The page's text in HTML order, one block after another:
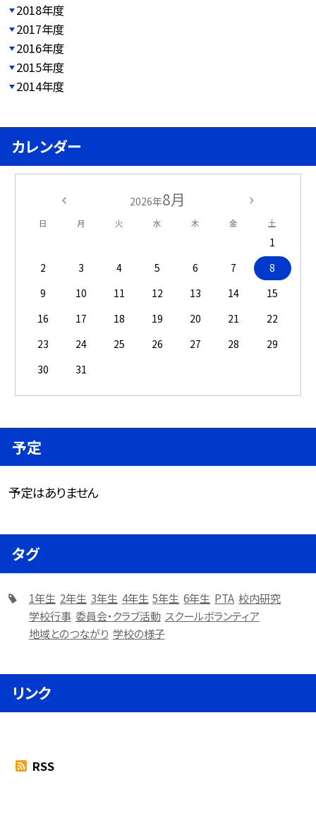
2018年度
2017年度
2016年度
2015年度
2014年度
カレンダー
2026年8月
日 月 火 水 木 金 土
1
2
3 4 5 6 7
8
9
10 11 12 13 14
15
16
17 18 19 20 21
22
23
24 25 26 27 28
29
30
31
予定
予定はありません
タグ
1年生 2年生 3年生 4年生 5年生 6年生 PTA 校内研究
学校行事 委員会・クラブ活動 スクールボランティア
地域とのつながり 学校の様子
リンク
RSS